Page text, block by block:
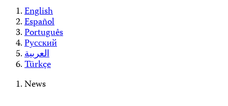
English
Español
Português
Русский
العربية
Türkçe
News